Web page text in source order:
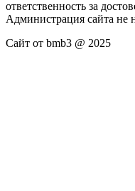
ответственность за
Администрация сайта не
Сайт от bmb3 @ 2025